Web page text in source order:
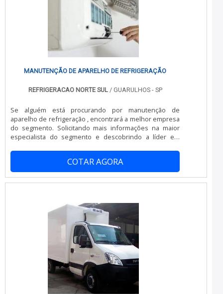
MANUTENÇÃO DE APARELHO DE REFRIGERAÇÃO
REFRIGERACAO NORTE SUL/ GUARULHOS - SP
Se alguém está procurando por manutenção de
aparelho de refrigeração , encontrará a melhor empresa
do segmento. Solicitando mais informações na maior
especialista do segmento e descobrindo a líder em
APARELHO DE REFRIGERAÇÃO Se alguém busca por
manutenção de aparelho de refrigeração em uma
empresa altamente qualificada, encontra na internet a
Refrigeração Norte Sul. Com grande expressão de
sempre a qualidade final para a fidelização do cliente.
Ainda focando na qualidade em manutenção de
aparelho de refrigeração , deve-se ter a exatidão em
orçar com empresas que prezam por produtos e
serviços que tenham ótima qualidade e excelente custo-
benefício, pequenos detalhes, mas de grande valia para
saber a procedência e seriedade da empresa. Existem
muitas formas diferentes de demonstrar conhecimento
e autoridade em sua área de atuação. Os motivos pelos
quais a Refrigeração Norte Sul é líder quando procurar
COTAR AGORA